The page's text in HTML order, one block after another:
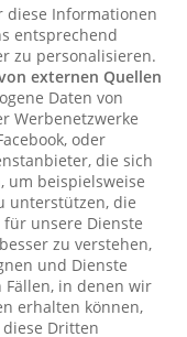
diese Informationen
entsprechend
zu personalisieren.
externen Quellen
Daten von
Werbenetzwerke
oder
die sich
um beispielsweise
unterstützen, die
unsere Dienste
zu verstehen,
und Dienste
Fällen, in denen wir
erhalten können,
Dritten